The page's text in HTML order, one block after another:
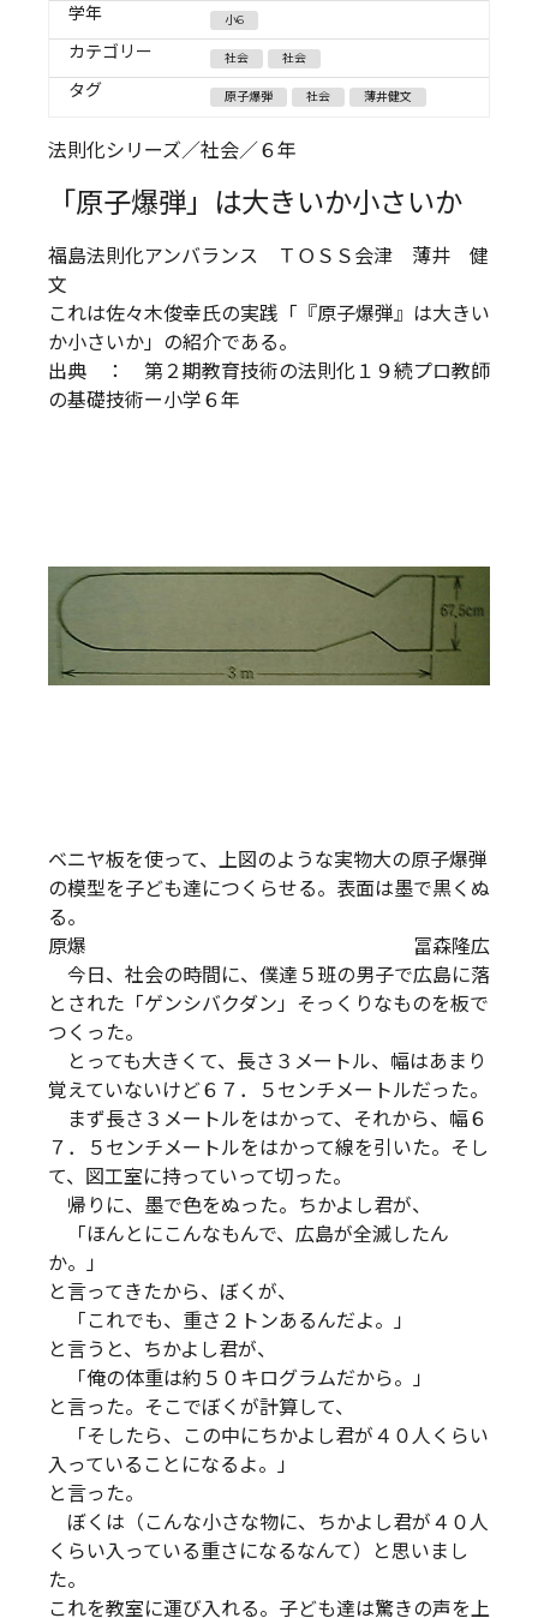
学年 小6
カテゴリー 社会 社会
タグ 原子爆弾 社会 薄井健文
法則化シリーズ／社会／６年
「原子爆弾」は大きいか小さいか
福島法則化アンバランス ＴＯＳＳ会津 薄井 健
文
これは佐々木俊幸氏の実践「『原子爆弾』は大きい
か小さいか」の紹介である。
出典 ： 第２期教育技術の法則化１９続プロ教師
の基礎技術ー小学６年
ベニヤ板を使って、上図のような実物大の原子爆弾
の模型を子ども達につくらせる。表面は墨で黒くぬ
る。
原爆 冨森隆広
今日、社会の時間に、僕達５班の男子で広島に落
とされた「ゲンシバクダン」そっくりなものを板で
つくった。
とっても大きくて、長さ３メートル、幅はあまり
覚えていないけど６７．５センチメートルだった。
まず長さ３メートルをはかって、それから、幅６
７．５センチメートルをはかって線を引いた。そし
て、図工室に持っていって切った。
帰りに、墨で色をぬった。ちかよし君が、
「ほんとにこんなもんで、広島が全滅したん
か。」
と言ってきたから、ぼくが、
「これでも、重さ２トンあるんだよ。」
と言うと、ちかよし君が、
「俺の体重は約５０キログラムだから。」
と言った。そこでぼくが計算して、
「そしたら、この中にちかよし君が４０人くらい
入っていることになるよ。」
と言った。
ぼくは（こんな小さな物に、ちかよし君が４０人
くらい入っている重さになるなんて）と思いまし
た。
これを教室に運び入れる。子ども達は驚きの声を上